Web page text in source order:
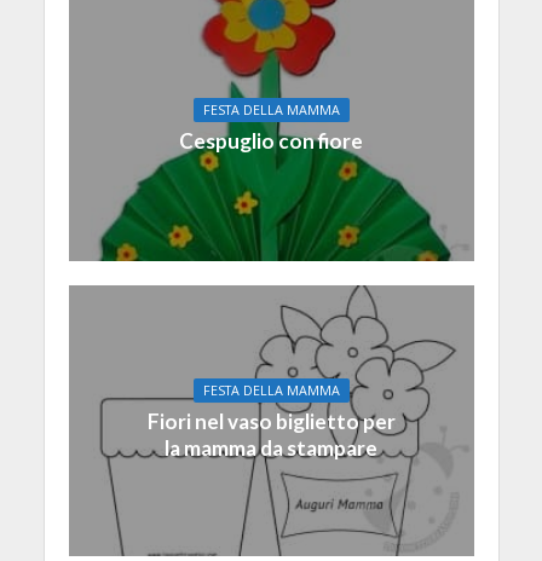
FESTA DELLA MAMMA
Cespuglio con fiore
FESTA DELLA MAMMA
Fiori nel vaso biglietto per
la mamma da stampare